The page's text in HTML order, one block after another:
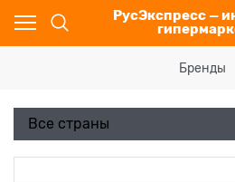
РусЭкспресс —
Бренды